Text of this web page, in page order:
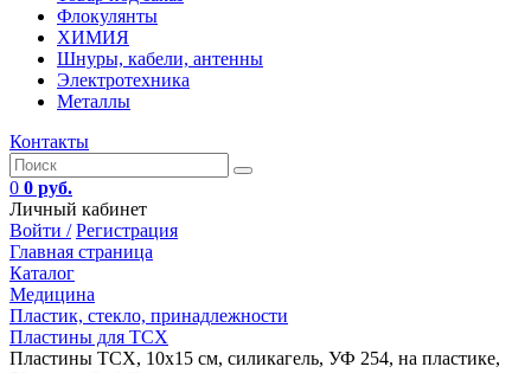
Флокулянты
ХИМИЯ
Шнуры, кабели, антенны
Электротехника
Металлы
Контакты
0 0 руб.
Личный кабинет
Войти / Регистрация
Главная страница
Каталог
Медицина
Пластик, стекло, принадлежности
Пластины для ТСХ
Пластины ТСХ, 10х15 см, силикагель, УФ 254, на пластике,